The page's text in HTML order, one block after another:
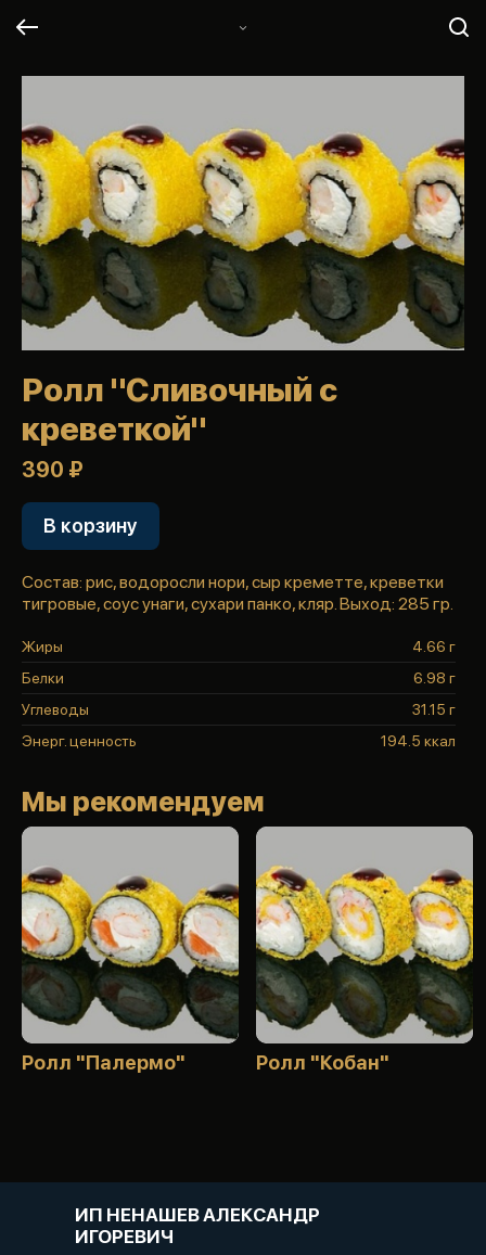
Ролл "Сливочный с
креветкой"
390 ₽
В корзину
Состав: рис, водоросли нори, сыр креметте, креветки
тигровые, соус унаги, сухари панко, кляр. Выход: 285 гр.
Жиры
4.66 г
Белки
6.98 г
Углеводы
31.15 г
Энерг. ценность
194.5 ккал
Мы рекомендуем
Ролл "Палермо" Ролл "Кобан"
ИП НЕНАШЕВ АЛЕКСАНДР
ИГОРЕВИЧ